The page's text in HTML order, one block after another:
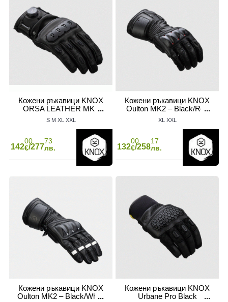
Кожени ръкавици KNOX
ORSA LEATHER MK3
S M XL XXL
142
00
€/277
73
лв.
Кожени ръкавици KNOX
Oulton MK2 – Black/Red
XL XXL
132
00
€/258
17
лв.
Кожени ръкавици KNOX
Oulton MK2 – Black/White
Кожени ръкавици KNOX
Urbane Pro Black